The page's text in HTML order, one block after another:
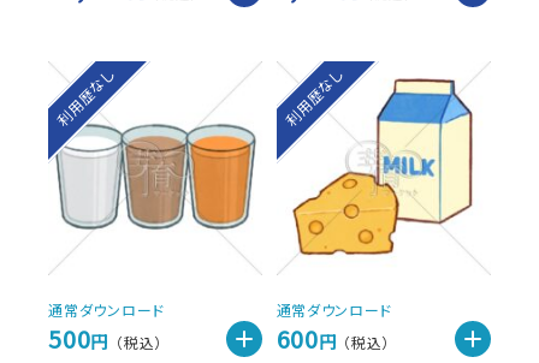
利用歴なし
通常ダウンロード
500円
利用歴なし
通常ダウンロード
600円